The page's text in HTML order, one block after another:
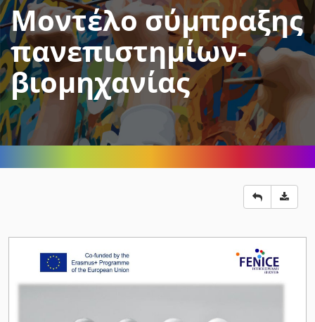
Μοντέλο σύμπραξης
πανεπιστημίων-
βιομηχανίας